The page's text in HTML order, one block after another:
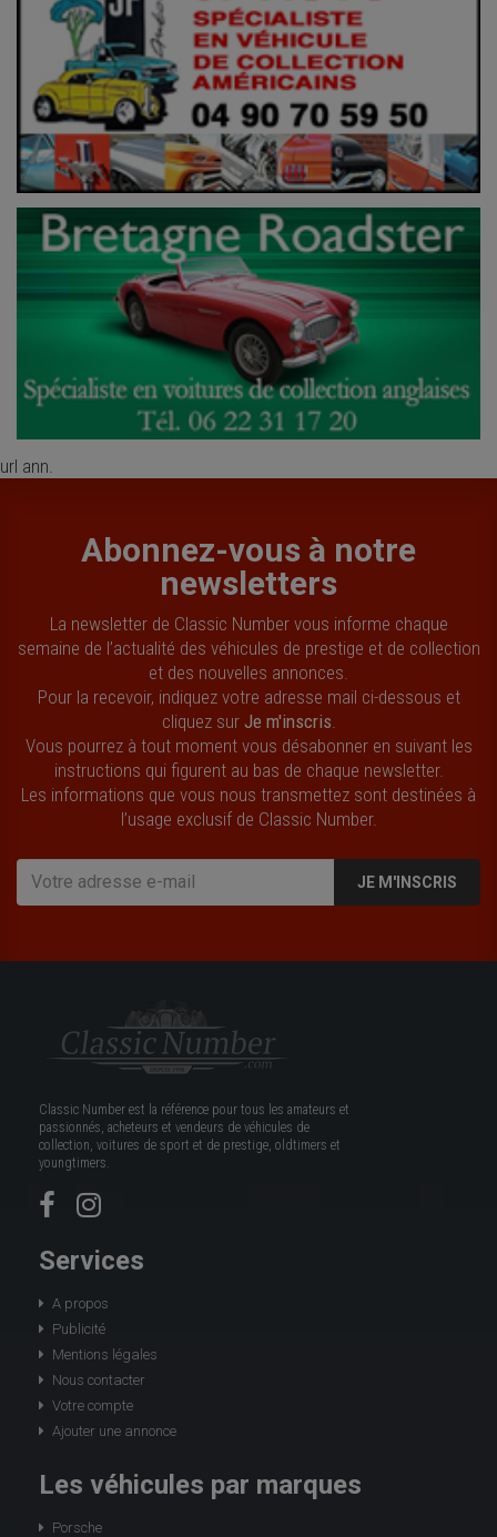
url ann.
Abonnez-vous à notre
newsletters
La newsletter de Classic Number vous informe chaque
semaine de l’actualité des véhicules de prestige et de collection
et des nouvelles annonces.
Pour la recevoir, indiquez votre adresse mail ci-dessous et
cliquez sur Je m'inscris
Vous pourrez à tout moment vous désabonner en suivant les
instructions qui figurent au bas de chaque newsletter.
Les informations que vous nous transmettez sont destinées à
l’usage exclusif de Classic Number.
JE M'INSCRIS
Classic Number est la référence pour tous les amateurs et
passionnés, acheteurs et vendeurs de véhicules de
collection, voitures de sport et de prestige, oldtimers et
youngtimers.
Services
A propos
Publicité
Mentions légales
Nous contacter
Votre compte
Ajouter une annonce
Les véhicules par marques
Porsche